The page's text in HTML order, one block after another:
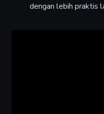
dengan lebih praktis